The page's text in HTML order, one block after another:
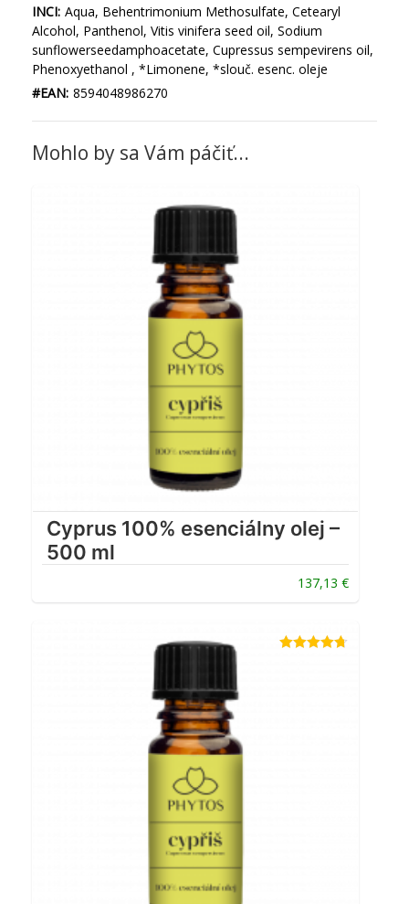
INCI: Aqua, Behentrimonium Methosulfate, Cetearyl
Alcohol, Panthenol, Vitis vinifera seed oil, Sodium
sunflowerseedamphoacetate, Cupressus sempevirens oil,
Phenoxyethanol , *Limonene, *slouč. esenc. oleje
#EAN: 8594048986270
Mohlo by sa Vám páčiť...
Cyprus 100% esenciálny olej –
500 ml
137,13 €